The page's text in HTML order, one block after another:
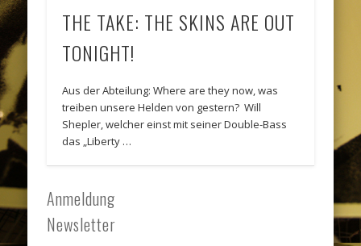
THE TAKE: THE SKINS ARE OUT
TONIGHT!
Aus der Abteilung: Where are they now, was
treiben unsere Helden von gestern? Will
Shepler, welcher einst mit seiner Double-Bass
das „Liberty …
Anmeldung
Newsletter